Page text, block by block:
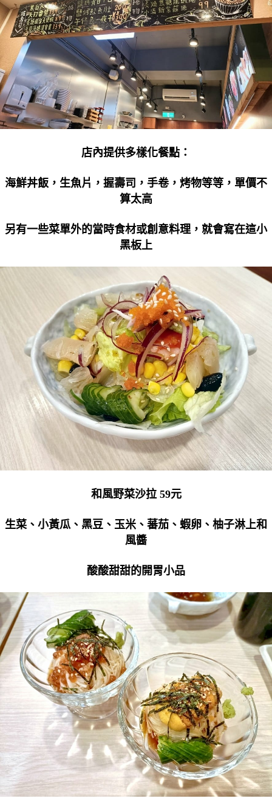
店內提供多樣化餐點：
海鮮丼飯，生魚片，握壽司，手卷，烤物等等，單價不
算太高
另有一些菜單外的當時食材或創意料理，就會寫在這小
黑板上
和風野菜沙拉 59元
生菜、小黃瓜、黑豆、玉米、蕃茄、蝦卵、柚子淋上和
風醬
酸酸甜甜的開胃小品